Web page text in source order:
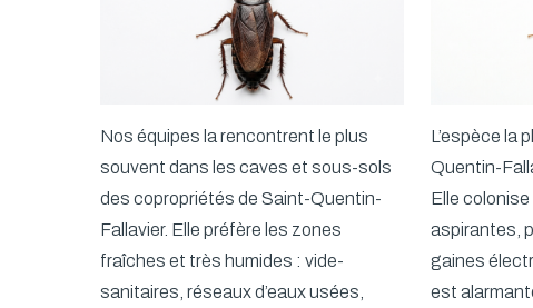
Nos équipes la rencontrent le plus
souvent dans les caves et sous-sols
des copropriétés de Saint-Quentin-
Fallavier. Elle préfère les zones
fraîches et très humides : vide-
sanitaires, réseaux d’eaux usées,
L’espèce la
Quentin-
Elle
aspirantes,
gaines
est